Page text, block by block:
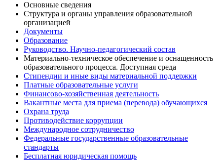
Основные сведения
Структура и органы управления образовательной
организацией
Документы
Образование
Руководство. Научно-педагогический состав
Материально-техническое обеспечение и оснащенность
образовательного процесса. Доступная среда
Стипендии и иные виды материальной поддержки
Платные образовательные услуги
Финансово-хозяйственная деятельность
Вакантные места для приема (перевода) обучающихся
Охрана труда
Противодействие коррупции
Международное сотрудничество
Федеральные государственные образовательные
стандарты
Бесплатная юридическая помощь